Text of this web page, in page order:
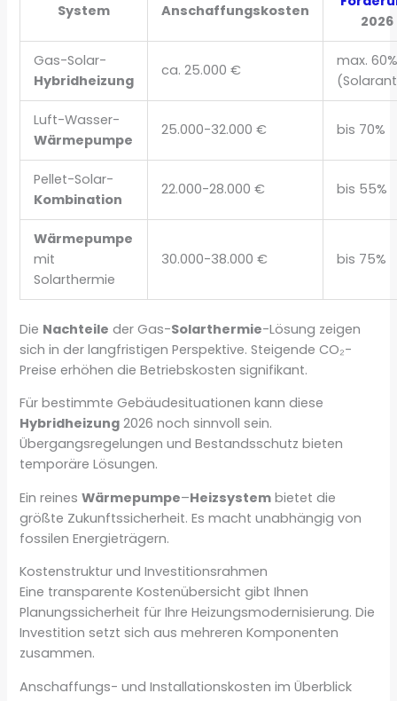
System Anschaffungskosten
2026
Gas-Solar-
Hybridheizung
ca. 25.000 €
max.
Luft-Wasser-
Wärmepumpe
25.000-32.000 € bis 70%
Pellet-Solar-
Kombination
22.000-28.000 € bis 55%
Wärmepumpe
mit
Solarthermie
30.000-38.000 € bis 75%
Die Nachteile der Gas-Solarthermie-Lösung zeigen
sich in der langfristigen Perspektive. Steigende CO₂-
Preise erhöhen die Betriebskosten signifikant.
Für bestimmte Gebäudesituationen kann diese
Hybridheizung 2026 noch sinnvoll sein.
Übergangsregelungen und Bestandsschutz bieten
temporäre Lösungen.
Ein reinesWärmepumpe–Heizsystem bietet die
größte Zukunftssicherheit. Es macht unabhängig von
fossilen Energieträgern.
Kostenstruktur und Investitionsrahmen
Eine transparente Kostenübersicht gibt Ihnen
Planungssicherheit für Ihre Heizungsmodernisierung. Die
Investition setzt sich aus mehreren Komponenten
zusammen.
Anschaffungs- und Installationskosten im Überblick